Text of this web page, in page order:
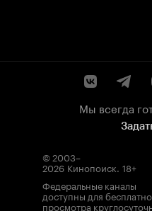
Мы всегда
© 2003–
2026 Кинопоиск. 18+
Федеральные каналы
доступны для
просмотра